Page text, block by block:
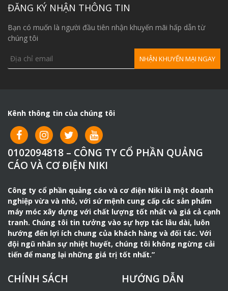
Điện áp (V)
Lưu lượng (m3/h)
Tốc độ động cơ
Khoảng cách phun theo
chiều ngang (m)
Khoảng cách phun theo
chiều cao (m)
4.5m
Đường kính ống xả (mm)
32
Kích thước (mm)
1250 x 430 x 850
Trọng lượng (kg)
250
Phụ kiện đi kèm:
Phớt piston
Bóng cao su làm sạch
01 cái
ĐĂNG KÝ NHẬN THÔNG TIN
Bạn có muốn là người đầu tiên nhận khuyến mãi hấp dẫn từ
chúng tôi
Kênh thông tin của chúng tôi
0102094818 – CÔNG TY CỔ PHẦN QUẢNG
CÁO VÀ CƠ ĐIỆN NIKI
Công ty cổ phần quảng cáo và cơ điện Niki là một doanh
nghiệp vừa và nhỏ, với sứ mệnh cung cấp các sản phẩm
máy móc xây dựng với chất lượng tốt nhất và giá cả cạnh
tranh. Chúng tôi tin tưởng vào sự hợp tác lâu dài, luôn
hướng đến lợi ích chung của khách hàng và đối tác. Với
đội ngũ nhân sự nhiệt huyết, chúng tôi không ngừng cải
tiến để mang lại những giá trị tốt nhất.”
CHÍNH SÁCH HƯỚNG DẪN